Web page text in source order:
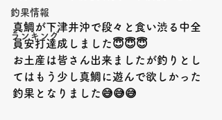
釣果情報
ランキング
真鯛が下津井沖で段々と食い渋る中全
員安打達成しました😇😇😇
お土産は皆さん出来ましたが釣りとし
てはもう少し真鯛に遊んで欲しかった
釣果となりました😅😅😅